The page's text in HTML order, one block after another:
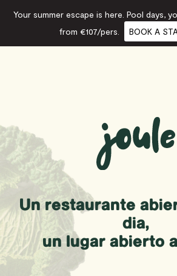
Un restaurante
día,
un lugar abierto
Your summer escape is here. Pool days,
from €107/pers.
BOOK A